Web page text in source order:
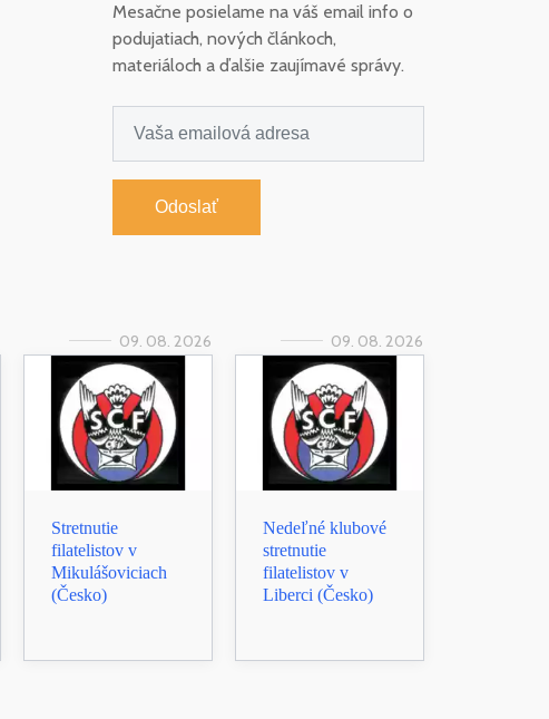
Mesačne posielame na váš email info o
podujatiach, nových článkoch,
materiáloch a ďalšie zaujímavé správy.
Odoslať
09. 08. 2026
Stretnutie
filatelistov v
Mikulášoviciach
(Česko)
09. 08. 2026
Nedeľné klubové
stretnutie
filatelistov v
Liberci (Česko)